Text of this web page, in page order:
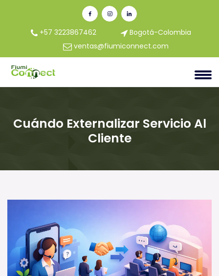
+57 3223867462
Bogotá-Colombia
ventas@fiumiconnect.com
Cuándo Externalizar Servicio Al
Cliente